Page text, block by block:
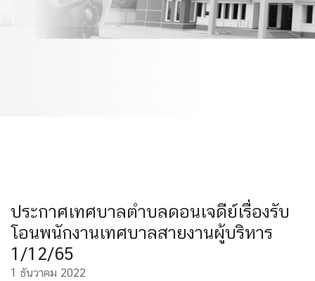
บริหาร 1/12/65
ประกาศเทศบาลตำบลดอนเจดีย์เรื่องรับ
โอนพนักงานเทศบาลสายงานผู้บริหาร
1/12/65
1 ธันวาคม 2022